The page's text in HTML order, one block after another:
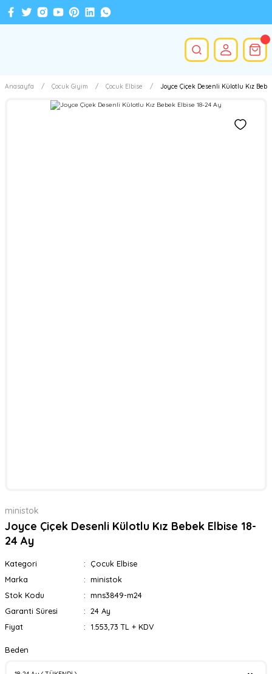
Anasayfa Çocuk Giyim Çocuk Elbise Joyce Çiçek Desenli Külotlu Kız
ministok
Joyce Çiçek Desenli Külotlu Kız Bebek Elbise 18-
24 Ay
Kategori
Çocuk Elbise
Marka
ministok
Stok Kodu
mns3849-m24
Garanti Süresi
24 Ay
Fiyat
1.553,73 TL + KDV
Beden